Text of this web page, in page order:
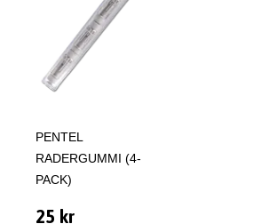
PENTEL
RADERGUMMI (4-
PACK)
25 kr